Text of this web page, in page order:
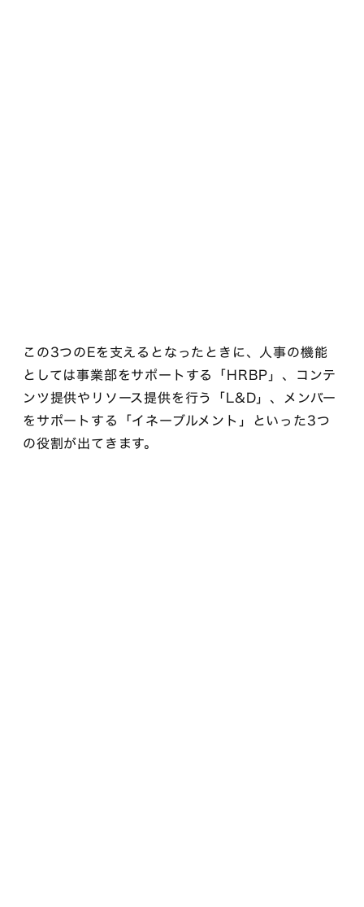
この3つのEを支えるとなったときに、人事の機能
としては事業部をサポートする「HRBP」、コンテ
ンツ提供やリソース提供を行う「L&D」、メンバー
をサポートする「イネーブルメント」といった3つ
の役割が出てきます。